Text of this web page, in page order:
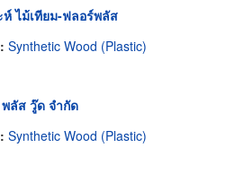
ห์ ไม้เทียม-ฟลอร์พลัส
Synthetic Wood (Plastic)
ลัส วู๊ด จำกัด
Synthetic Wood (Plastic)